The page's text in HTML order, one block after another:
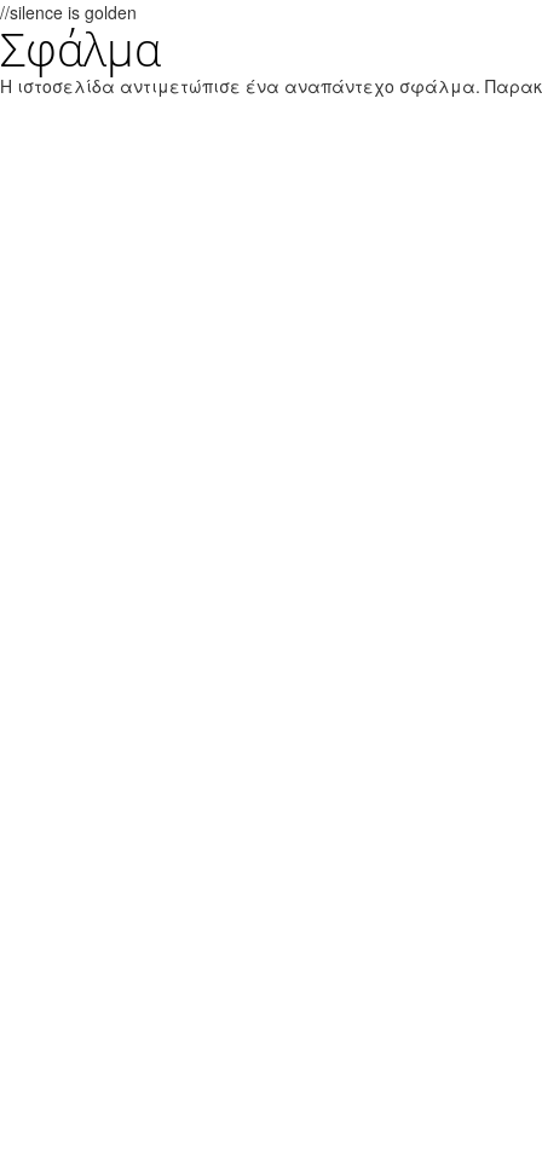
//silence is golden
Παράκαμψη προς το κυρίως περιεχόμενο
Εθνικό Θαλάσσιο Πάρκο Ζακύνθου
Σφάλμα
Η ιστοσελίδα αντιμετώπισε ένα αναπάντεχο σφάλμα.